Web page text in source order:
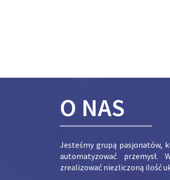
O NAS
Jesteśmy grupą pasjonatów,
automatyzować
zrealizować niezliczoną ilość